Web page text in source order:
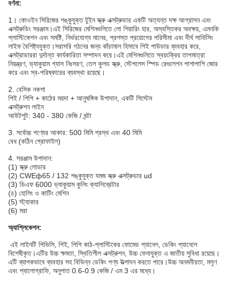
বর্ণনা:
1। কোওইন সিরিজের শঙ্কুযুক্ত টুইন স্ক্রু এক্সট্রুডার একটি অত্যন্ত দক্ষ আগ্রাসন এবং
এক্সট্রুডিং সরঞ্জাম।এই সিরিজের মেশিনগুলিতে লো শিয়ারিং হার, অস্বস্তিকর অবক্ষয়, এমনকি
প্লাস্টিকেশন এবং সমষ্টি, নির্ভরযোগ্য মানের, প্রশস্ত প্রয়োগের পরিসীমা এবং দীর্ঘ সার্ভিসিং
লাইফ বৈশিষ্ট্যযুক্ত।সরাসরি গঠনের জন্য কাঁচামাল হিসাবে পিই পাউডার ব্যবহার করে,
এক্সট্রাডাররা দুর্দান্ত কার্যকারিতা সম্পাদন করে।এই মেশিনগুলিতে স্বয়ংক্রিয় তাপমাত্রা
নিয়ন্ত্রণ, ভ্যাকুয়াম গ্যাস নিঃসরণ, তেল কুলড স্ক্রু, স্টেপলেস স্পিড রেগুলেশন পাশাপাশি জোর
করে এবং স্ব-পরিষ্কারের ব্যবস্থা রয়েছে।
2. বেসিক নকশা
পিই / পিপি + কাঠের ময়দা + আনুষঙ্গিক উপাদান, একটি সিস্টেম
এক্সট্রুশন লাইন
আউটপুট: 340 - 380 কেজি / ঘন্টা
3. সর্বোচ্চ পণ্যের আকার: 500 মিমি প্রস্থ এবং 40 মিমি
বেধ (কঠিন প্রোফাইল)
4. সরঞ্জাম উপাদান:
(1) স্ক্রু লোডার
(2) CWEф65 / 132 শঙ্কুযুক্ত যমজ স্ক্রু এক্সট্রুডার ud
(3) ডিএফ 6000 ভ্যাকুয়াম কুলিং ক্যালিব্রেটার
(৪) হোলিং ও কাটিং মেশিন
(5) স্ট্যাকার
(6) মরা
অ্যাপ্লিকেশন:
এই লাইনটি পিভিসি, পিই, পিপি কাঠ-প্লাস্টিকের ফোমেড প্যানেল, ডেকিং প্যানেলে
বিশেষীকৃত।এটির উচ্চ ক্ষমতা, স্থিতিশীল এক্সট্রুশন, উচ্চ ফেনাযুক্ত এ জাতীয় সুবিধা রয়েছে।
এটি ব্যাপকভাবে ব্যবহার সহ বিভিন্ন ডেকিং পণ্য উত্পাদন করতে পারে।উচ্চ অনমনীয়তা, মসৃণ
এবং প্যালোগ্রাফি, অনুপাত 0.6-0.9 কেজি / এম 3 এর মধ্যে।